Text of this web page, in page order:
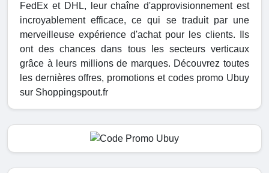
FedEx et DHL, leur chaîne d'approvisionnement est
incroyablement efficace, ce qui se traduit par une
merveilleuse expérience d'achat pour les clients. Ils
ont des chances dans tous les secteurs verticaux
grâce à leurs millions de marques. Découvrez toutes
les dernières offres, promotions et codes promo Ubuy
sur Shoppingspout.fr